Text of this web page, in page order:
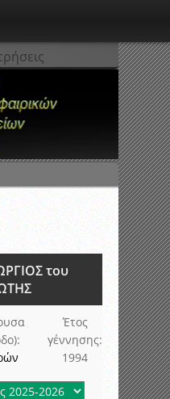
του
Έτος
γέννησης:
1994